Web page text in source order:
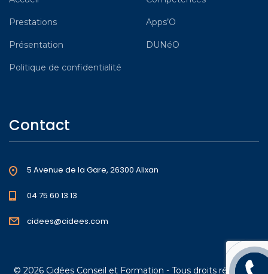
Prestations Apps’O
Présentation DUNéO
Politique de confidentialité
Contact
5 Avenue de la Gare, 26300 Alixan
04 75 60 13 13
cidees@cidees.com
© 2026 Cidées Conseil et Formation - Tous droits réservés